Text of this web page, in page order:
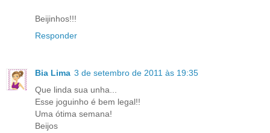
Beijinhos!!!
Responder
Bia Lima 3 de setembro de 2011 às 19:35
Que linda sua unha...
Esse joguinho é bem legal!!
Uma ótima semana!
Beijos